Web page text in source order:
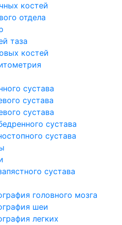
костей
отдела
таза
костей
сустава
сустава
сустава
сустава
сустава
сустава
головного мозга
шеи
легких